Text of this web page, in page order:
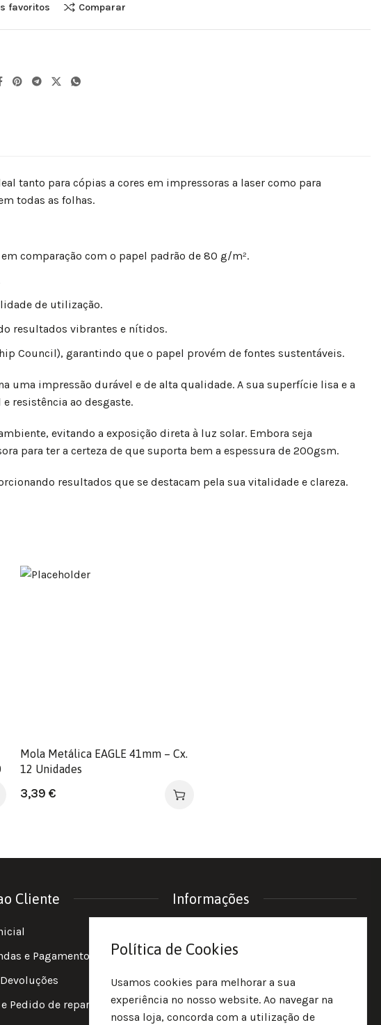
favoritos Comparar
tanto para cópias a cores em impressoras a laser como para
todas as folhas.
comparação com o papel padrão de 80 g/m².
de utilização.
resultados vibrantes e nítidos.
Council), garantindo que o papel provém de fontes sustentáveis.
impressão durável e de alta qualidade. A sua superfície lisa e a
resistência ao desgaste.
evitando a exposição direta à luz solar. Embora seja
para ter a certeza de que suporta bem a espessura de 200gsm.
resultados que se destacam pela sua vitalidade e clareza.
Mola Metálica EAGLE 41mm – Cx.
12 Unidades
3,39 €
Cliente
e Pagamentos
Pedido de reparação
Informações
Termos e Condições
Política de Cookies
Política de Cookies
Usamos cookies para melhorar a sua
experiência no nosso website. Ao navegar na
nossa loja, concorda com a utilização de